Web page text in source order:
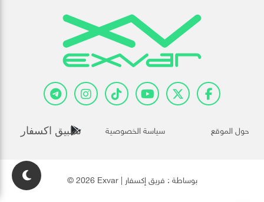
حول الموقع سياسة الخصوصية تطبيق اكسفار
© 2026 Exvar | بوساطة : فريق إكسفار